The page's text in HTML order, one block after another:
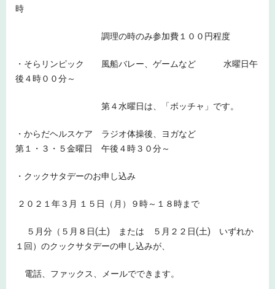
時
調理の時のみ参加費１００円程度
・そらリンピック 風船バレー、ゲームなど 水曜日午
後４時００分～
第４水曜日は、「ボッチャ」です。
・からだヘルスケア ラジオ体操後、ヨガなど
第１・３・５金曜日 午後４時３０分～
・クックサタデーのお申し込み
２０２１年３月 １５日（月）９時～１８時まで
５月分（５月８日(土) または ５月２２日(土) いずれか
１回）のクックサタデーの申し込みが、
電話、ファックス、メールでできます。